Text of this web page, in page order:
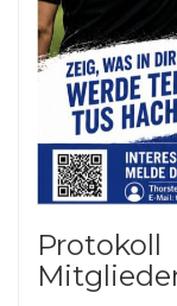
Protokoll